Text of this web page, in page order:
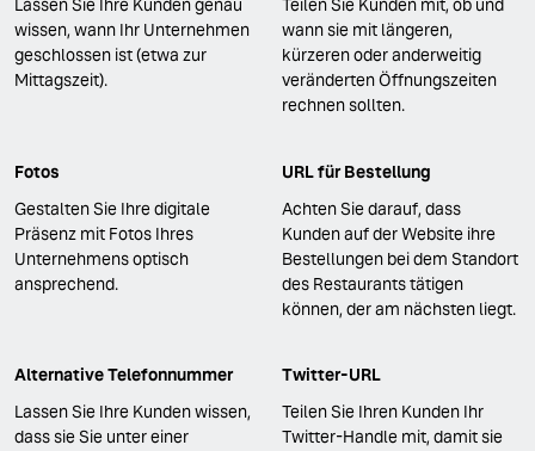
Lassen Sie Ihre Kunden genau
wissen, wann Ihr Unternehmen
geschlossen ist (etwa zur
Mittagszeit).
Teilen Sie Kunden mit, ob und
wann sie mit längeren,
kürzeren oder anderweitig
veränderten Öffnungszeiten
rechnen sollten.
Fotos
Gestalten Sie Ihre digitale
Präsenz mit Fotos Ihres
Unternehmens optisch
ansprechend.
URL für Bestellung
Achten Sie darauf, dass
Kunden auf der Website ihre
Bestellungen bei dem Standort
des Restaurants tätigen
können, der am nächsten liegt.
Alternative Telefonnummer
Lassen Sie Ihre Kunden wissen,
dass sie Sie unter einer
Twitter-URL
Teilen Sie Ihren Kunden Ihr
Twitter-Handle mit, damit sie